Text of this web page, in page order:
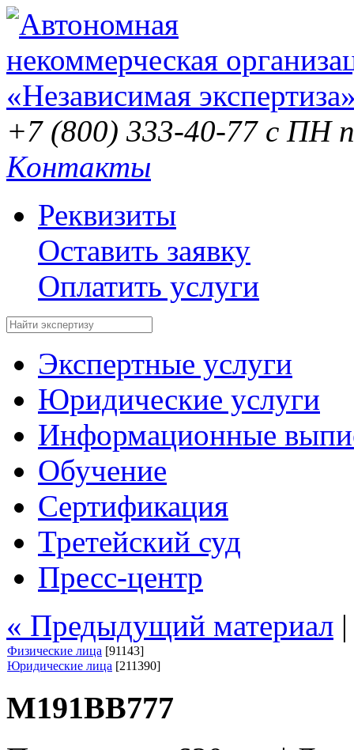
+7 (800) 333-40-77 с ПН
Контакты
Реквизиты
Оставить заявку
Оплатить услуги
Экспертные услуги
Юридические услуги
Информационные
Обучение
Сертификация
Третейский суд
Пресс-центр
« Предыдущий материал
Физические лица [91143]
Юридические лица [211390]
М191ВВ777